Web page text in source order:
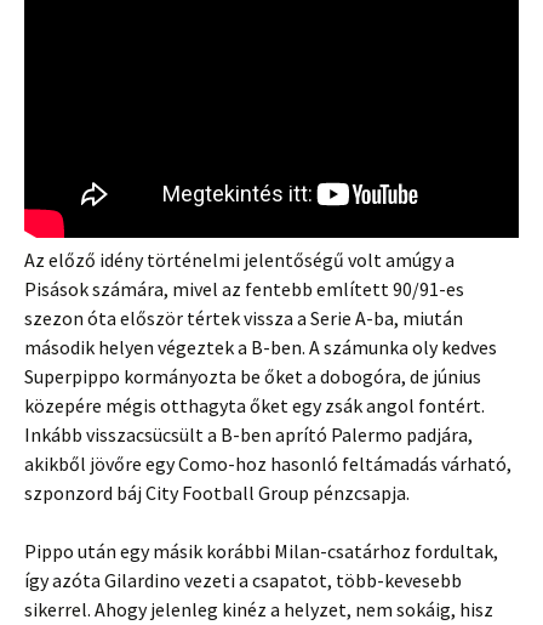
Az előző idény történelmi jelentőségű volt amúgy a
Pisások számára, mivel az fentebb említett 90/91-es
szezon óta először tértek vissza a Serie A-ba, miután
második helyen végeztek a B-ben. A számunka oly kedves
Superpippo kormányozta be őket a dobogóra, de június
közepére mégis otthagyta őket egy zsák angol fontért.
Inkább visszacsücsült a B-ben aprító Palermo padjára,
akikből jövőre egy Como-hoz hasonló feltámadás várható,
szponzord báj City Football Group pénzcsapja.
Pippo után egy másik korábbi Milan-csatárhoz fordultak,
így azóta Gilardino vezeti a csapatot, több-kevesebb
sikerrel. Ahogy jelenleg kinéz a helyzet, nem sokáig, hisz